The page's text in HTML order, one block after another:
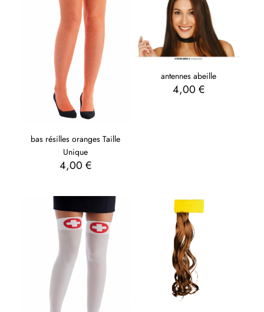
bas résilles oranges Taille
Unique
4,00€
antennes abeille
4,00 €